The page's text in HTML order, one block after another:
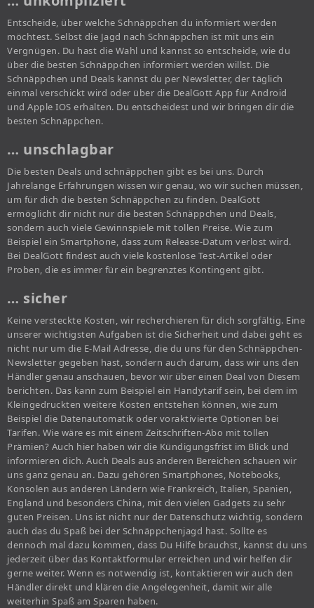
Entscheide, über welche Schnäppchen du informiert werden
möchtest. Selbst die Jagd nach Schnäppchen ist mit uns ein
Vergnügen. Du hast die Wahl und kannst so entscheide, wie du
über die besten Schnäppchen informiert werden willst. Die
Schnäppchen und Deals kannst du per Newsletter, der täglich
einmal verschickt wird oder über die DealGott App für Android
und Apple IOS erhalten. Du entscheidest und wir bringen dir die
besten Schnäppchen.
… unschlagbar
Die besten Deals und schnäppchen gibt es bei uns. Durch
Jahrelange Erfahrungen wissen wir genau, wo wir suchen müssen,
um für dich die besten Schnäppchen zu finden. DealGott
ermöglicht dir nicht nur die besten Schnäppchen und Deals,
sondern auch viele Gewinnspiele mit tollen Preise. Wie zum
Beispiel ein Smartphone, dass zum Release-Datum verlost wird.
Bei DealGott findest auch viele kostenlose Test-Artikel oder
Proben, die es immer für ein begrenztes Kontingent gibt.
… sicher
Keine versteckte Kosten, wir recherchieren für dich sorgfältig. Eine
unserer wichtigsten Aufgaben ist die Sicherheit und dabei geht es
nicht nur um die E-Mail Adresse, die du uns für den Schnäppchen-
Newsletter gegeben hast, sondern auch darum, dass wir uns den
Händler genau anschauen, bevor wir über einen Deal von Diesem
berichten. Das kann zum Beispiel ein Handytarif sein, bei dem im
Kleingedruckten weitere Kosten entstehen können, wie zum
Beispiel die Datenautomatik oder voraktivierte Optionen bei
Tarifen. Wie wäre es mit einem Zeitschriften-Abo mit tollen
Prämien? Auch hier haben wir die Kündigungsfrist im Blick und
informieren dich. Auch Deals aus anderen Bereichen schauen wir
uns ganz genau an. Dazu gehören Smartphones, Notebooks,
Konsolen aus anderen Ländern wie Frankreich, Italien, Spanien,
England und besonders China, mit den vielen Gadgets zu sehr
guten Preisen. Uns ist nicht nur der Datenschutz wichtig, sondern
auch das du Spaß bei der Schnäppchenjagd hast. Sollte es
dennoch mal dazu kommen, dass Du Hilfe brauchst, kannst du uns
jederzeit über das Kontaktformular erreichen und wir helfen dir
gerne weiter. Wenn es notwendig ist, kontaktieren wir auch den
Händler direkt und klären die Angelegenheit, damit wir alle
weiterhin Spaß am Sparen haben.